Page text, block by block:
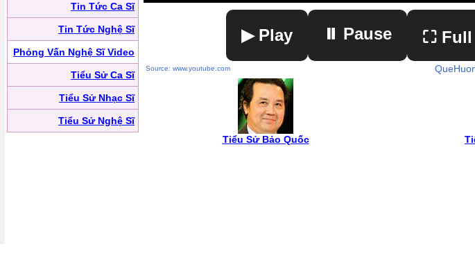
Tin Tức Ca Sĩ
Tin Tức Nghệ Sĩ
Phỏng Vấn Nghệ Sĩ Video
Tiểu Sử Ca Sĩ
Tiểu Sử Nhạc Sĩ
Tiểu Sử Nghệ Sĩ
▶ Play ⏸ Pause ⛶ Full
Source: www.youtube.com
Tiểu Sử Bảo Quốc